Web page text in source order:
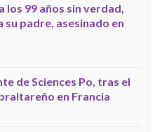
los 99 años sin verdad,
padre, asesinado en
de Sciences Po, tras el
en Francia